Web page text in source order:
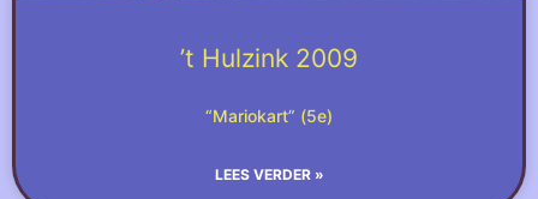
’t Hulzink 2009
“Mariokart” (5e)
LEES VERDER »